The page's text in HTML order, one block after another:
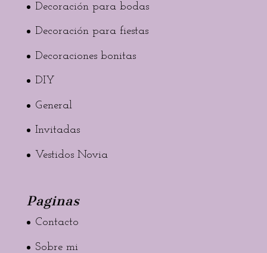
Decoración para bodas
Decoración para fiestas
Decoraciones bonitas
DIY
General
Invitadas
Vestidos Novia
Paginas
Contacto
Sobre mi